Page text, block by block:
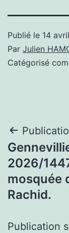
Publié le 14
Par Julien
Catégorisé
de
l’article
2026/
mosquée
Rachid.
Publication